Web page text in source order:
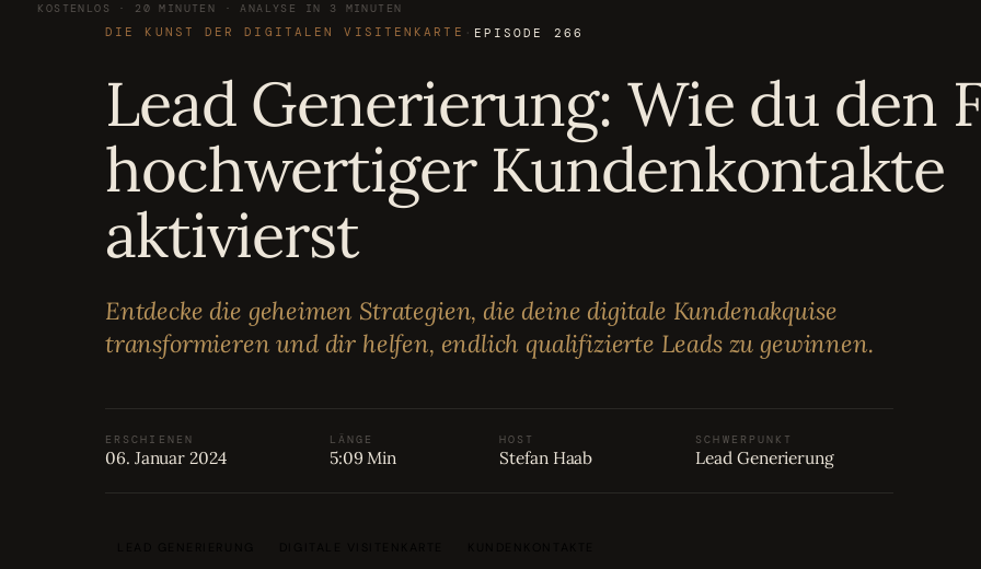
Podcasts
Bewertungen
Karriere
Partnerprogramm
KOSTENLOS · 20 MINUTEN · ANALYSE IN 3 MINUTEN
DIE KUNST DER DIGITALEN VISITENKARTE · EPISODE 266
Lead Generierung: Wie du den
hochwertiger Kundenkontakte
aktivierst
Entdecke die geheimen Strategien, die deine digitale Kundenakquise
transformieren und dir helfen, endlich qualifizierte Leads zu gewinnen.
ERSCHIENEN
06. Januar 2024
LÄNGE
5:09 Min
HOST
Stefan Haab
SCHWERPUNKT
Lead Generierung